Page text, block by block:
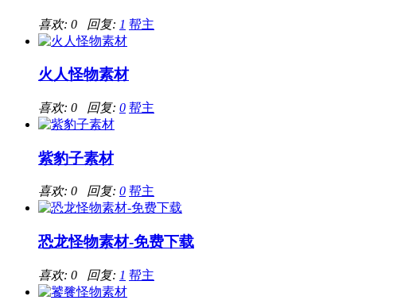
喜欢: 0 回复: 1 帮主
火人怪物素材
喜欢: 0 回复: 0 帮主
紫豹子素材
喜欢: 0 回复: 0 帮主
恐龙怪物素材-免费下载
喜欢: 0 回复: 1 帮主